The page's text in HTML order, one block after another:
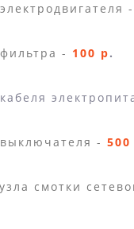
-
- 100 р.
- 500
смотки